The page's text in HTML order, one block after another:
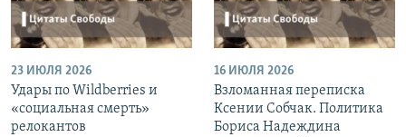
23 ИЮЛЯ 2026
Удары по Wildberries и
«социальная смерть»
релокантов
16 ИЮЛЯ 2026
Взломанная переписка
Ксении Собчак. Политика
Бориса Надеждина